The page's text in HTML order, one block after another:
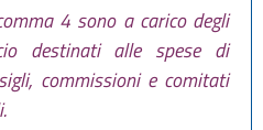
4 sono a carico degli
destinati alle spese di
commissioni e comitati